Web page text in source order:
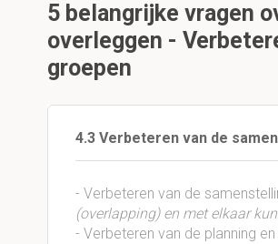
5 belangrijke vragen
overleggen -
groepen
4.3 Verbeteren van de
- Verbeteren van de
(overlapping) en met elkaar
- Verbeteren van de planning